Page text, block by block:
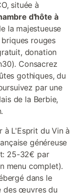
située à
d'hôte à
la majestueuse
rouges
donation
Consacrez
gothiques, du
par une
de la Berbie,
à L'Esprit du Vin à
généreuse
25-32€ par
menu complet).
dans le
des œuvres du